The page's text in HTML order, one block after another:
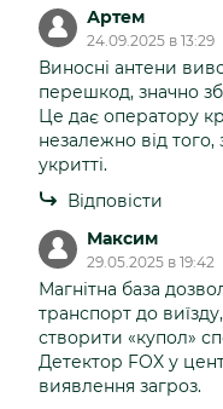
Артем
24.09.2025 в 13:29
Виносні антени
перешкод, значно
Це дає оператору
незалежно від того,
укритті.
Відповісти
Максим
29.05.2025 в 19:42
Магнітна база
транспорт до
створити «купол»
Детектор FOX у
виявлення загроз.